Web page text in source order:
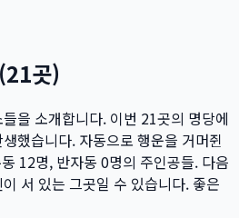
(21곳)
을 소개합니다. 이번 21곳의 명당에
했습니다. 자동으로 행운을 거머쥔
12명, 반자동 0명의 주인공들. 다음
서 있는 그곳일 수 있습니다. 좋은